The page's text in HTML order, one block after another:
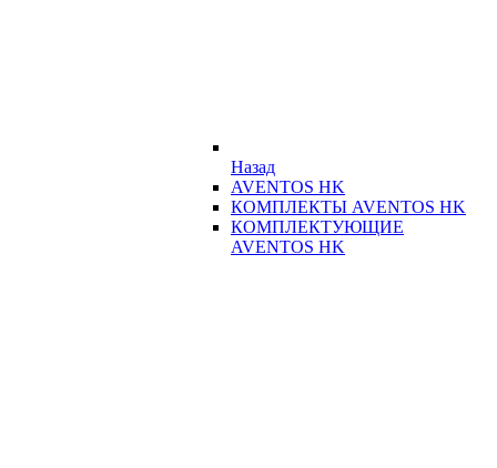
Назад
AVENTOS HK
КОМПЛЕКТЫ AVENTOS HK
КОМПЛЕКТУЮЩИЕ
AVENTOS HK